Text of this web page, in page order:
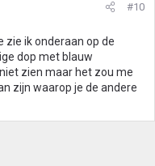
#10
zie ik onderaan op de
dop met blauw
zien maar het zou me
zijn waarop je de andere